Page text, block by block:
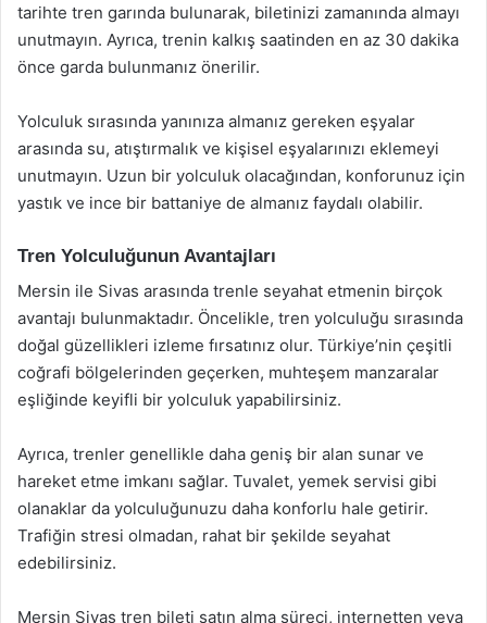
tarihte tren garında bulunarak, biletinizi zamanında almayı
unutmayın. Ayrıca, trenin kalkış saatinden en az 30 dakika
önce garda bulunmanız önerilir.
Yolculuk sırasında yanınıza almanız gereken eşyalar
arasında su, atıştırmalık ve kişisel eşyalarınızı eklemeyi
unutmayın. Uzun bir yolculuk olacağından, konforunuz için
yastık ve ince bir battaniye de almanız faydalı olabilir.
Tren Yolculuğunun Avantajları
Mersin ile Sivas arasında trenle seyahat etmenin birçok
avantajı bulunmaktadır. Öncelikle, tren yolculuğu sırasında
doğal güzellikleri izleme fırsatınız olur. Türkiye’nin çeşitli
coğrafi bölgelerinden geçerken, muhteşem manzaralar
eşliğinde keyifli bir yolculuk yapabilirsiniz.
Ayrıca, trenler genellikle daha geniş bir alan sunar ve
hareket etme imkanı sağlar. Tuvalet, yemek servisi gibi
olanaklar da yolculuğunuzu daha konforlu hale getirir.
Trafiğin stresi olmadan, rahat bir şekilde seyahat
edebilirsiniz.
Mersin Sivas tren bileti satın alma süreci, internetten veya